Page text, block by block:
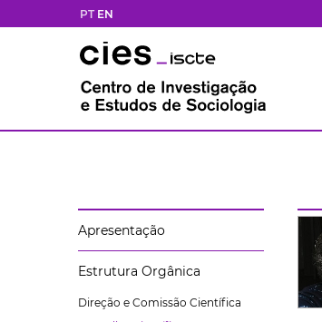
PT EN
Apresentação
Estrutura Orgânica
Direção e Comissão Científica